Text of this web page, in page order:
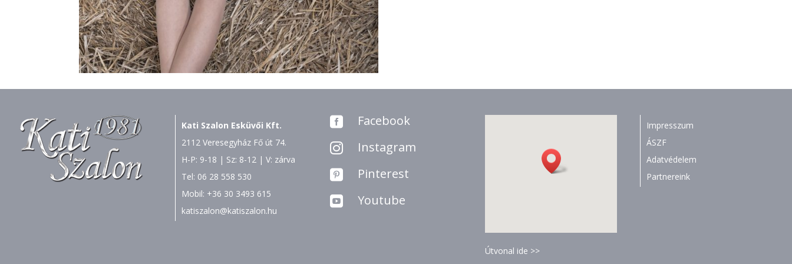
Kati Szalon Esküvői Kft.
2112 Veresegyház Fő út 74.
H-P: 9-18 | Sz: 8-12 | V: zárva
Tel: 06 28 558 530
Mobil: +36 30 3493 615
katiszalon@katiszalon.hu
 Facebook
 Instagram
 Pinterest
 Youtube
Útvonal ide >>
Impresszum
ÁSZF
Adatvédelem
Partnereink